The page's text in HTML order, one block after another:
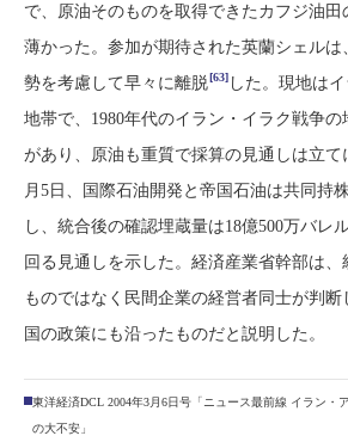
で、原油そのものを取得できたカフジ油
薄かった。参加が期待された英蘭シェル
勢を考慮して早々に離脱[63] した。現地は
地帯で、1980年代のイラン・イラク戦争の
があり、原油も重質で採算の見通しは立て
月5日、国際石油開発と帝国石油は共同持
し、統合後の確認埋蔵量は18億500万バレ
回る見通しを示した。経済産業省幹部は、
ものではなく民間企業の経営者同士が判断
国の政策にも沿ったものだと説明した。
東洋経済DCL 2004年3月6日号「ニュース最前線 イラン・
の大不安」